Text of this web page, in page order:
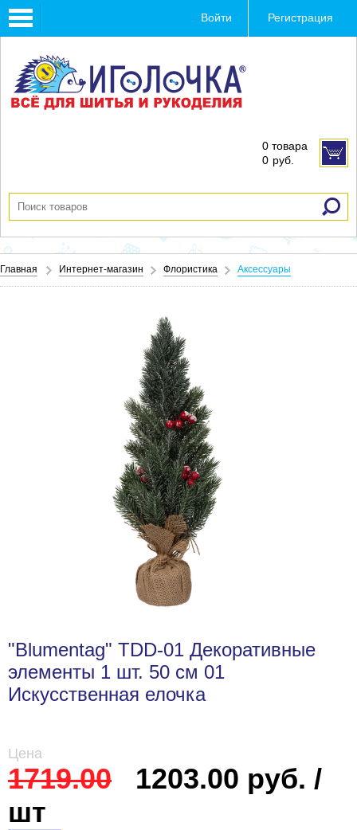
Toggle
navigation
Войти Регистрация
0 товара
0 руб.
Главная Интернет-магазин Флористика Аксессуары
"Blumentag" TDD-01 Декоративные
элементы 1 шт. 50 см 01
Искусственная елочка
Цена
1719.00
1203.00 руб. /
шт